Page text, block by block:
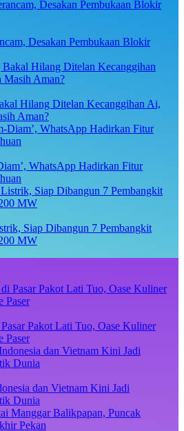
Desakan Pembukaan Blokir
Hilang Ditelan Kecanggihan Ai,
Aman?
WhatsApp Hadirkan Fitur
Siap Dibangun 7 Pembangkit
MW
Pakot Lati Tuo, Oase Kuliner
Paser
dan Vietnam Kini Jadi
Dunia